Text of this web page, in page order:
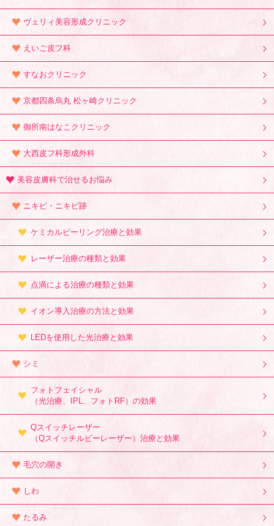
ヴェリィ美容形成クリニック
えいご皮フ科
すなおクリニック
京都四条烏丸 松ヶ崎クリニック
御所南はなこクリニック
大西皮フ科形成外科
美容皮膚科で治せるお悩み
ニキビ・ニキビ跡
ケミカルピーリング治療と効果
レーザー治療の種類と効果
点滴による治療の種類と効果
イオン導入治療の方法と効果
LEDを使用した光治療と効果
シミ
フォトフェイシャル
（光治療、IPL、フォトRF）の効果
Qスイッチレーザー
（Qスイッチルビーレーザー）治療と効果
毛穴の開き
しわ
たるみ